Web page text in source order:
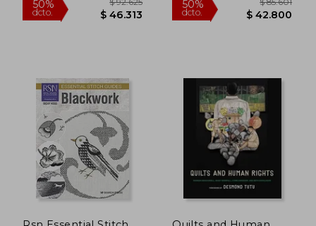
50%
dcto.
$ 118.522
$ 59.261
50%
dcto.